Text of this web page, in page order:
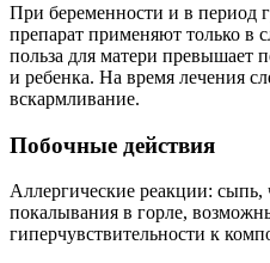
При беременности и в период
препарат применяют только в
польза для матери превышает
и ребенка. На время лечения
вскармливание.
Побочные действия
Аллергические реакции:
покалывания в горле,
гиперчувствительности к